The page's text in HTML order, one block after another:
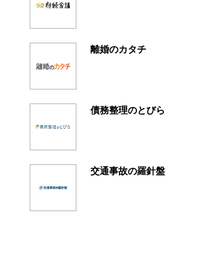
離婚のカタチ
債務整理のとびら
交通事故の羅針盤